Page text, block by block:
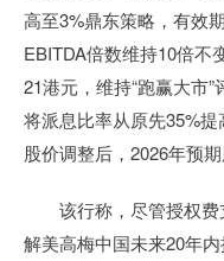
高至3%鼎东策略，有效
EBITDA倍数维持10倍不
21港元，维持“跑赢大市
将派息比率从原先35%
股价调整后，2026年预
该行称，尽管授权费
解美高梅中国未来20年